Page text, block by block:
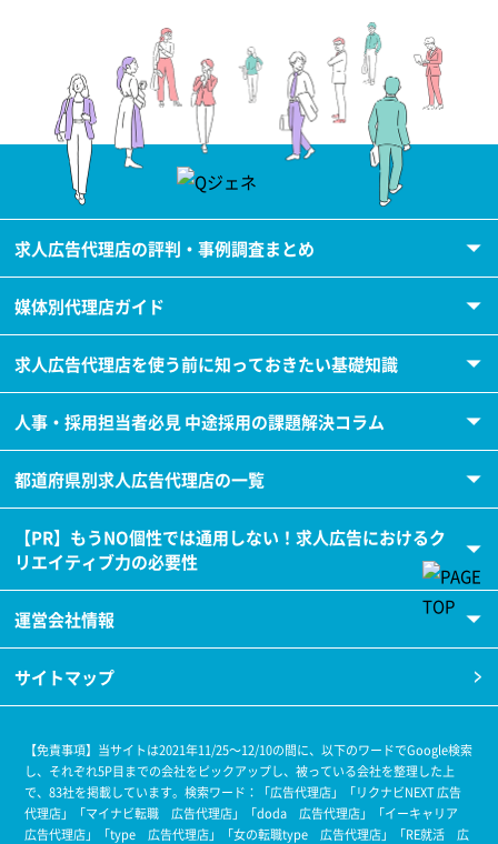
求人広告代理店の評判・事例調査まとめ
媒体別代理店ガイド
求人広告代理店を使う前に知っておきたい基礎知識
人事・採用担当者必見 中途採用の課題解決コラム
都道府県別求人広告代理店の一覧
【PR】もうNO個性では通用しない！求人広告におけるク
リエイティブ力の必要性
運営会社情報
サイトマップ
【免責事項】当サイトは2021年11/25～12/10の間に、以下のワードでGoogle検索
し、それぞれ5P目までの会社をピックアップし、被っている会社を整理した上
で、83社を掲載しています。検索ワード：「広告代理店」「リクナビNEXT 広告
代理店」「マイナビ転職 広告代理店」「doda 広告代理店」「イーキャリア
広告代理店」「type 広告代理店」「女の転職type 広告代理店」「RE就活 広